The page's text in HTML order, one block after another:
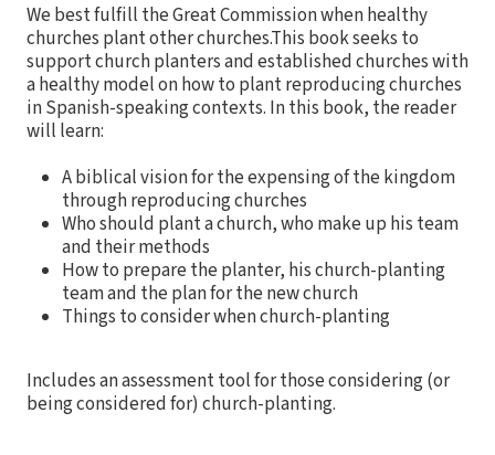
We best fulfill the Great Commission when healthy
churches plant other churches.This book seeks to
support church planters and established churches with
a healthy model on how to plant reproducing churches
in Spanish-speaking contexts. In this book, the reader
will learn:
A biblical vision for the expensing of the kingdom
through reproducing churches
Who should plant a church, who make up his team
and their methods
How to prepare the planter, his church-planting
team and the plan for the new church
Things to consider when church-planting
Includes an assessment tool for those considering (or
being considered for) church-planting.